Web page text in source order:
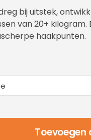
bij uitstek,
van 20+
haakpunten.
Toevoegen